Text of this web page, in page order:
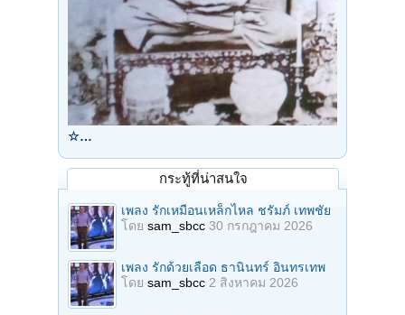
☆…
กระทู้ที่น่าสนใจ
เพลง รักเหมือนเหล็กไหล ชรัมภ์ เทพชัย
โดย sam_sbcc 30 กรกฎาคม 2026
เพลง รักด้วยเลือด ธานินทร์ อินทรเทพ
โดย sam_sbcc 2 สิงหาคม 2026